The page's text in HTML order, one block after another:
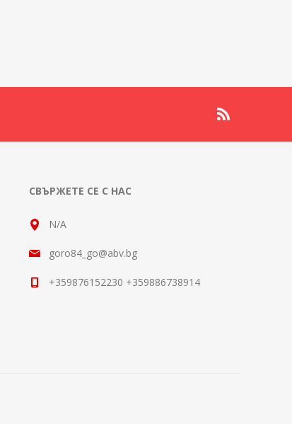
СВЪРЖЕТЕ СЕ С НАС
N/A
goro84_go@abv.bg
+359876152230 +359886738914